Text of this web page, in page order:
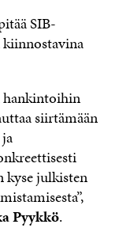
SIB-
hankintoihin
siirtämään
kyse julkisten
Pyykkö.